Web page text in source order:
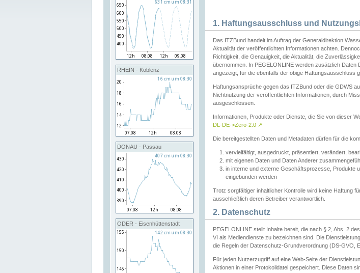
RHEIN - Koblenz
DONAU - Passau
ODER - Eisenhüttenstadt
1. Haftungsausschluss und
Das ITZBund handelt im Auftrag der Generaldirektion
Aktualität der veröffentlichten Informationen achten.
Richtigkeit, die Genauigkeit, die Aktualität, die
übernommen. In PEGELONLINE werden zusätzlich Daten
angezeigt, für die ebenfalls der obige Haftungsausschluss
Haftungsansprüche gegen das ITZBund oder die GDWS
Nichtnutzung der veröffentlichten Informationen, durch
ausgeschlossen.
Informationen, Produkte oder Dienste, die Sie von dieser
DL-DE->Zero-2.0 ↗
Die bereitgestellten Daten und Metadaten dürfen für die
vervielfältigt, ausgedruckt, präsentiert, verändert,
mit eigenen Daten und Daten Anderer
in interne und externe Geschäftsprozesse, Produkte
eingebunden werden
Trotz sorgfältiger inhaltlicher Kontrolle wird keine Haftung
ausschließlich deren Betreiber verantwortlich.
2. Datenschutz
PEGELONLINE stellt Inhalte bereit, die nach § 2, Abs. 2
VI als Mediendienste zu bezeichnen sind. Die
die Regeln der Datenschutz-Grundverordnung (DS-GVO,
Für jeden Nutzerzugriff auf eine Web-Seite der
Aktionen in einer Protokolldatei gespeichert. Diese Daten